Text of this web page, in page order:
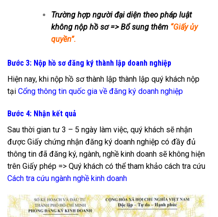
Trường hợp người đại diện theo pháp luật
không nộp hồ sơ => Bổ sung thêm “Giấy ủy
quyền”.
Bước 3: Nộp hồ sơ đăng ký thành lập doanh nghiệp
Hiện nay, khi nộp hồ sơ thành lập thành lập quý khách nộp
tại Cổng thông tin quốc gia về đăng ký doanh nghiệp
Bước 4: Nhận kết quả
Sau thời gian tư 3 – 5 ngày làm việc, quý khách sẽ nhận
được Giấy chứng nhận đăng ký doanh nghiệp có đầy đủ
thông tin đã đăng ký, ngành, nghề kinh doanh sẽ không hiện
trên Giấy phép => Quý khách có thể tham khảo cách tra cứu
Cách tra cứu ngành nghề kinh doanh